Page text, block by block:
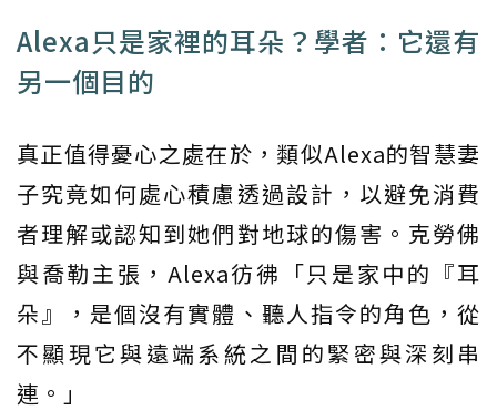
Alexa只是家裡的耳朵？學者：它還有
另一個目的
真正值得憂心之處在於，類似Alexa的智慧妻
子究竟如何處心積慮透過設計，以避免消費
者理解或認知到她們對地球的傷害。克勞佛
與喬勒主張，Alexa彷彿「只是家中的『耳
朵』，是個沒有實體、聽人指令的角色，從
不顯現它與遠端系統之間的緊密與深刻串
連。」